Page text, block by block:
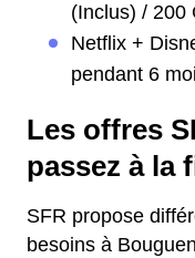
(Inclus) / 200
Netflix +
pendant 6
Les offres
passez à la
SFR propose
besoins à